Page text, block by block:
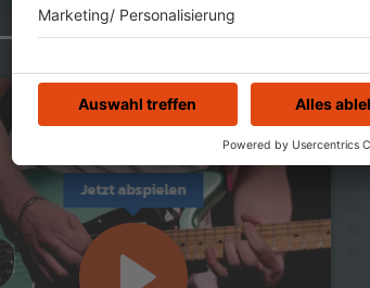
Jetzt abspielen